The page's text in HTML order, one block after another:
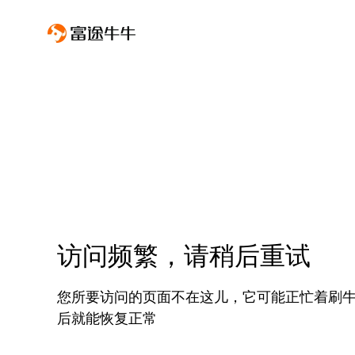
访问频繁，请稍后重试
您所要访问的页面不在这儿，它可能正忙着刷
后就能恢复正常